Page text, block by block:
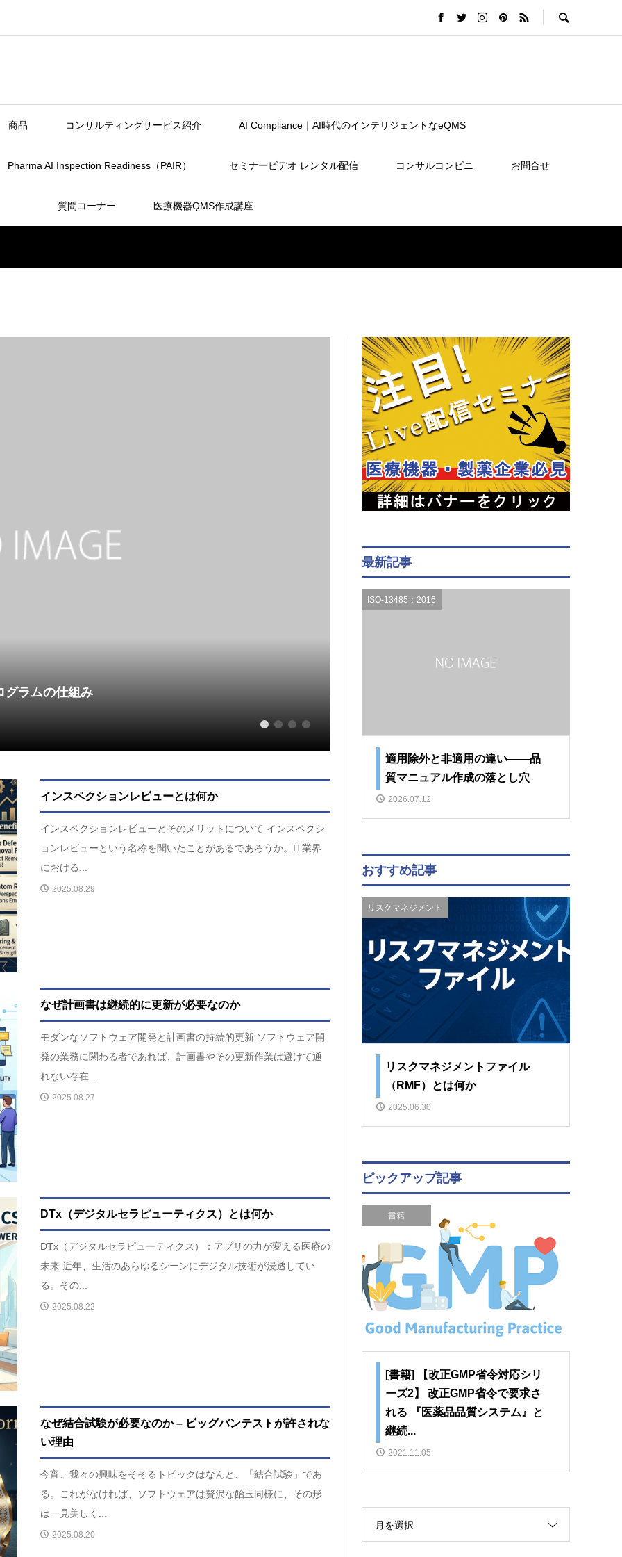
商品 コンサルティングサービス紹介 AI Compliance｜AI時代のインテリジェントなeQMS
Pharma AI Inspection Readiness（PAIR） セミナービデオ レンタル配信 コンサルコンビニ お問合せ
質問コーナー 医療機器QMS作成講座
グラムの仕組み
1 2 3 4
インスペクションレビューとは何か
インスペクションレビューとそのメリットについて インスペクシ
ョンレビューという名称を聞いたことがあるであろうか。IT業界
における...
2025.08.29
なぜ計画書は継続的に更新が必要なのか
モダンなソフトウェア開発と計画書の持続的更新 ソフトウェア開
発の業務に関わる者であれば、計画書やその更新作業は避けて通
れない存在...
2025.08.27
DTx（デジタルセラピューティクス）とは何か
DTx（デジタルセラピューティクス）：アプリの力が変える医療の
未来 近年、生活のあらゆるシーンにデジタル技術が浸透してい
る。その...
2025.08.22
なぜ結合試験が必要なのか – ビッグバンテストが許されな
い理由
今宵、我々の興味をそそるトピックはなんと、「結合試験」であ
る。これがなければ、ソフトウェアは贅沢な飴玉同様に、その形
は一見美しく...
2025.08.20
最新記事
ISO-13485：2016
適用除外と非適用の違い――品
質マニュアル作成の落とし穴
2026.07.12
おすすめ記事
リスクマネジメント
リスクマネジメントファイル
（RMF）とは何か
2025.06.30
ピックアップ記事
書籍
[書籍] 【改正GMP省令対応シリ
ーズ2】 改正GMP省令で要求さ
れる 『医薬品品質システム』と
継続...
2021.11.05
月を選択